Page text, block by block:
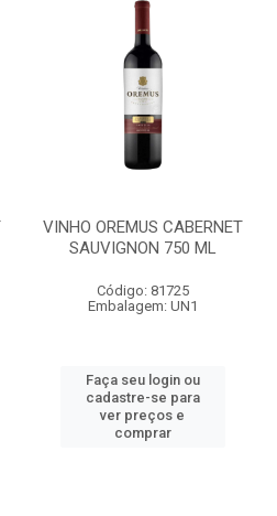
VINHO OREMUS CABERNET
SAUVIGNON 750 ML
Código: 81725
Embalagem: UN1
Faça seu login ou
cadastre-se para
ver preços e
comprar